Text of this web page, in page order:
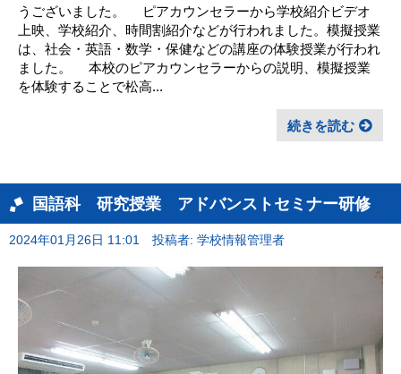
うございました。 ピアカウンセラーから学校紹介ビデオ
上映、学校紹介、時間割紹介などが行われました。模擬授業
は、社会・英語・数学・保健などの講座の体験授業が行われ
ました。 本校のピアカウンセラーからの説明、模擬授業
を体験することで松高...
続きを読む
国語科 研究授業 アドバンストセミナー研修
2024年01月26日 11:01 投稿者: 学校情報管理者